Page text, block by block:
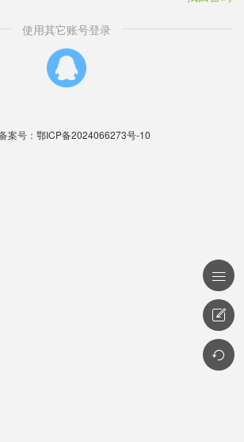
使用其它账号登录
案号： 鄂ICP备2024066273号-10


